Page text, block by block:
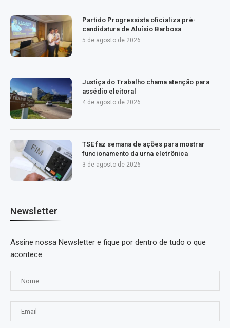
Partido Progressista oficializa pré-
candidatura de Aluísio Barbosa
5 de agosto de 2026
Justiça do Trabalho chama atenção para
assédio eleitoral
4 de agosto de 2026
TSE faz semana de ações para mostrar
funcionamento da urna eletrônica
3 de agosto de 2026
Newsletter
Assine nossa Newsletter e fique por dentro de tudo o que
acontece.